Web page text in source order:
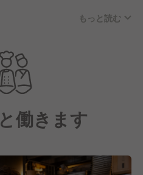
呼び合うような、圧倒的な
なく、地域の皆様が明日へ
コミュニティ（社交場）」
もっと読む
働きます